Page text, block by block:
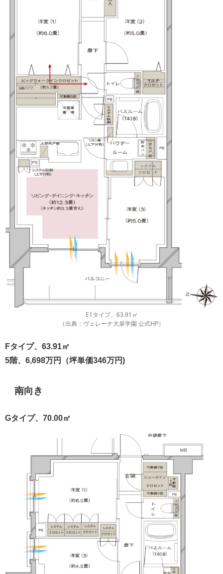
E1タイプ、63.91㎡
（出典：ヴェレーナ大泉学園 公式HP）
Fタイプ、63.91㎡
5階、6,698万円（坪単価346万円)
南向き
Gタイプ、70.00㎡